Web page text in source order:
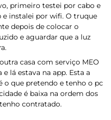
primeiro testei por cabo e
e instalei por wifi. O truque
depois de colocar o
e aguardar que a luz
casa com serviço MEO
lá estava na app. Esta a
o que pretendo e tenho o pc
é baixa na ordem dos
contratado.